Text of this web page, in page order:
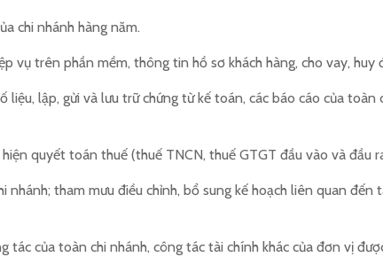
chi nhánh hàng năm.
vụ trên phần mềm, thông tin hồ sơ khách hàng, cho vay,
lập, gửi và lưu trữ chứng từ kế toán, các báo cáo của
quyết toán thuế (thuế TNCN, thuế GTGT đầu vào và đầu
nhánh; tham mưu điều chỉnh, bổ sung kế hoạch liên quan
tác của toàn chi nhánh, công tác tài chính khác của đơn vị